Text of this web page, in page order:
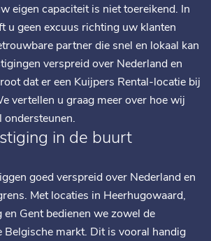
eigen capaciteit is niet toereikend. In
u geen excuus richting uw klanten
partner die snel en lokaal kan
verspreid over Nederland en
dat er een Kuijpers Rental-locatie bij
vertellen u graag meer over hoe wij
ondersteunen.
in de buurt
goed verspreid over Nederland en
Met locaties in Heerhugowaard,
Gent bedienen we zowel de
Belgische markt. Dit is vooral handig